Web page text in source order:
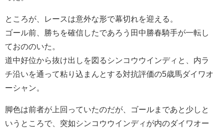
ところが、レースは意外な形で幕切れを迎える。
ゴール前、勝ちを確信したであろう田中勝春騎手が一転し
ておののいた。
道中好位から抜け出しを図るシンコウウインディと、内ラ
チ沿いを通って粘り込まんとする対抗評価の5歳馬ダイワオ
ーシャン。
脚色は前者が上回っていたのだが、ゴールまであと少しと
いうところで、突如シンコウウインディが内のダイワオー